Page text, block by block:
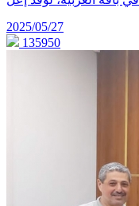
2025/05/27
135950